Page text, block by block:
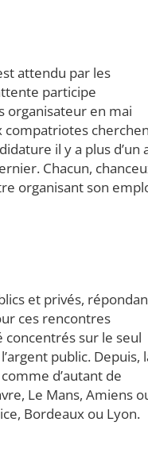
attendu par les
participe
organisateur en mai
compatriotes
il y a plus d’un
Chacun,
organisant son
et privés,
ces rencontres
concentrés sur le seul
public. Depuis,
d’autant de
Le Mans, Amiens
Bordeaux ou Lyon.